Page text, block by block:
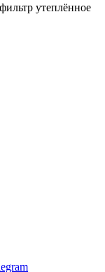
утеплённое